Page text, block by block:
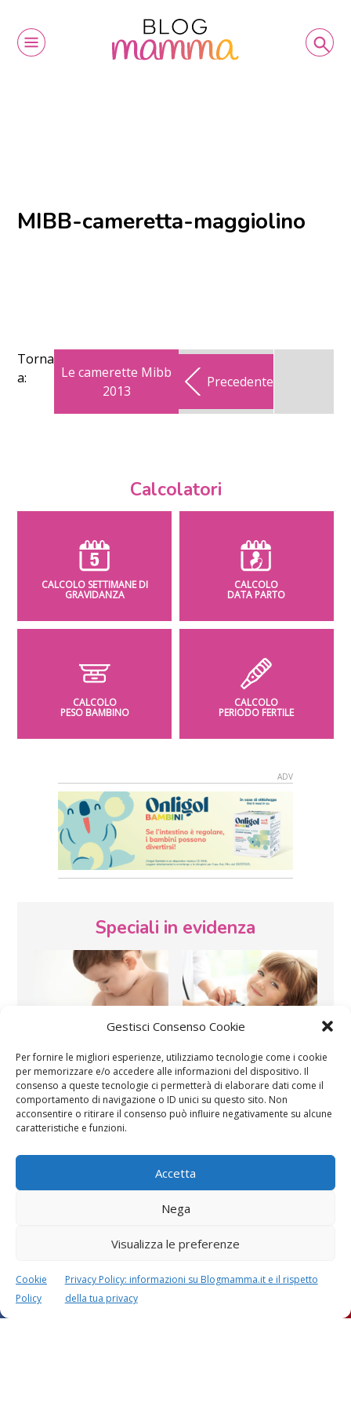
Gestisci Consenso Cookie
Per fornire le migliori esperienze, utilizziamo tecnologie come i cookie
per memorizzare e/o accedere alle informazioni del dispositivo. Il
consenso a queste tecnologie ci permetterà di elaborare dati come il
comportamento di navigazione o ID unici su questo sito. Non
acconsentire o ritirare il consenso può influire negativamente su alcune
caratteristiche e funzioni.
Accetta
Nega
Visualizza le preferenze
Cookie
Policy
Privacy Policy: informazioni su Blogmamma.it e il rispetto
della tua privacy
MIBB-cameretta-maggiolino
Torna
a:
Le camerette Mibb
2013
Precedente
Calcolatori
CALCOLO SETTIMANE DI
GRAVIDANZA
CALCOLO
DATA PARTO
CALCOLO
PESO BAMBINO
CALCOLO
PERIODO FERTILE
Speciali in evidenza
Vaccini SOS Pediatra
Chi siamo Contatti